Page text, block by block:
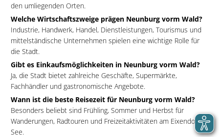
den umliegenden Orten.
Welche Wirtschaftszweige prägen Neunburg vorm Wald?
Industrie, Handwerk, Handel, Dienstleistungen, Tourismus und
mittelständische Unternehmen spielen eine wichtige Rolle für
die Stadt.
Gibt es Einkaufsmöglichkeiten in Neunburg vorm Wald?
Ja, die Stadt bietet zahlreiche Geschäfte, Supermärkte,
Fachhändler und gastronomische Angebote.
Wann ist die beste Reisezeit für Neunburg vorm Wald?
Besonders beliebt sind Frühling, Sommer und Herbst für
Wanderungen, Radtouren und Freizeitaktivitäten am Eixendorfer
See.